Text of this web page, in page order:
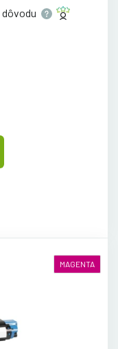
dôvodu
MAGENTA